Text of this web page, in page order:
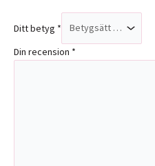
Ditt betyg *
Din recension *